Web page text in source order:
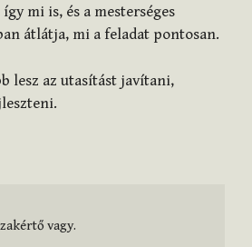
mi is, és a mesterséges
átlátja, mi a feladat pontosan.
lesz az utasítást javítani,
vagy.